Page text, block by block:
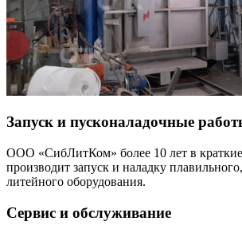
Запуск и пусконаладочные
ООО «СибЛитКом» более 10 лет в
производит запуск и наладку
литейного оборудования.
Сервис и обслуживание